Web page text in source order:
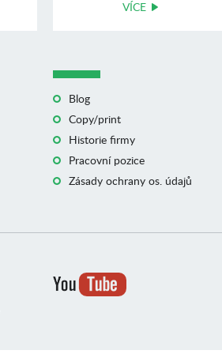
VÍCE
Blog
Copy/print
Historie firmy
Pracovní pozice
Zásady ochrany os. údajů